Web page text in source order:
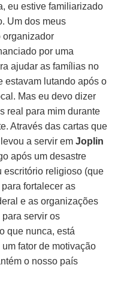
eu estive familiarizado
Um dos meus
organizador
por uma
ajudar as famílias no
estavam lutando após o
Mas eu devo dizer
real para mim durante
Através das cartas que
a servir emJoplin
após um desastre
escritório religioso (que
fortalecer as
e as organizações
servir os
que nunca, está
fator de motivação
o nosso país